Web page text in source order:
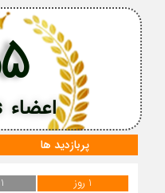
اعضاء Members
پربازدید ها
1 روز 1 هفته